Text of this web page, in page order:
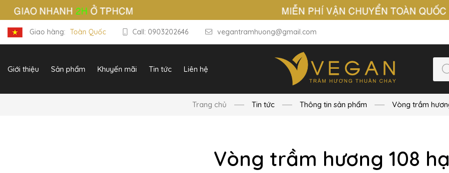
Giao hàng: Toàn Quốc Call: 0903202646 vegantramhuong@gmail.com
Giới thiệu Sản phẩm Khuyến mãi Tin tức Liên hệ
Trang chủ Tin tức Thông tin sản phẩm Vòng trầm
Vòng trầm hương 108